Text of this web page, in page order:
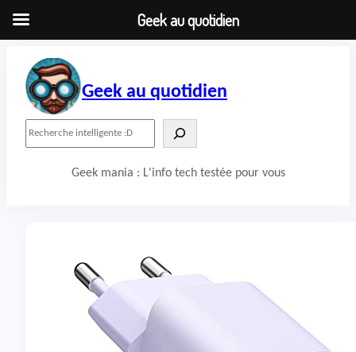
contenu
Geek au quotidien
Geek mania : L'info tech testée pour vous
Geek au quotidien